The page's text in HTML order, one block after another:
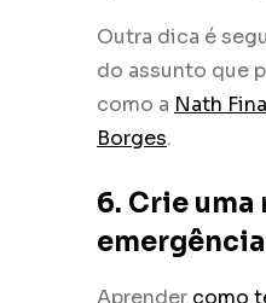
Outra dica é
do assunto que
como a Nath
Borges.
6. Crie uma
emergência